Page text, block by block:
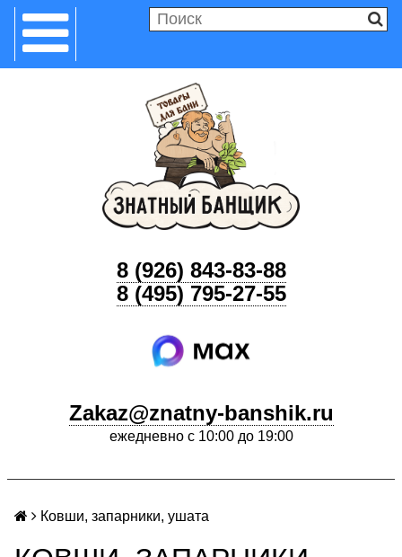
8 (926) 843-83-88
8 (495) 795-27-55
Zakaz@znatny-banshik.ru
ежедневно с 10:00 до 19:00
Ковши, запарники, ушата